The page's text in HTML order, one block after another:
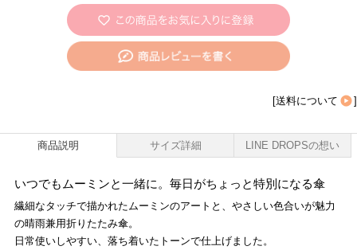
[送料について ]
商品説明 サイズ詳細 LINE DROPSの想い
いつでもムーミンと一緒に。毎日がちょっと特別になる傘
繊細なタッチで描かれたムーミンのアートと、やさしい色合いが魅力
の晴雨兼用折りたたみ傘。
日常使いしやすい、落ち着いたトーンで仕上げました。